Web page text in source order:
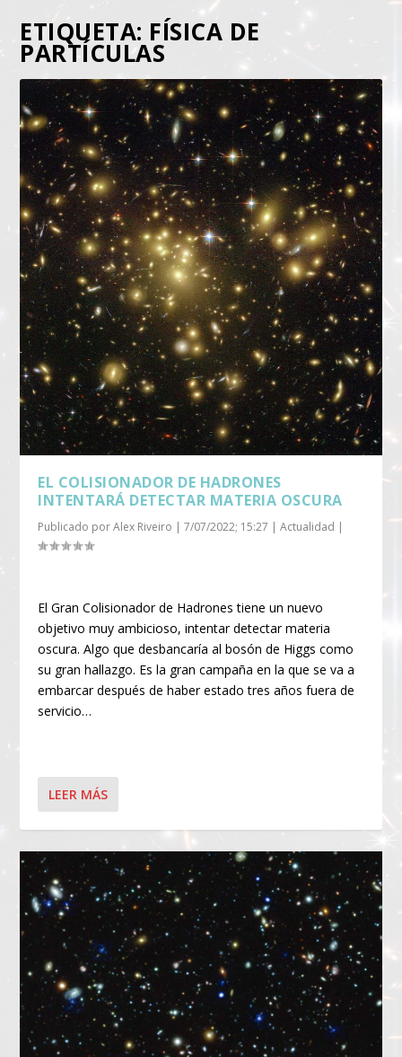
ETIQUETA: FÍSICA DE
PARTÍCULAS
EL COLISIONADOR DE HADRONES
INTENTARÁ DETECTAR MATERIA OSCURA
Publicado porAlex Riveiro |7/07/2022; 15:27 |Actualidad |
El Gran Colisionador de Hadrones tiene un nuevo
objetivo muy ambicioso, intentar detectar materia
oscura. Algo que desbancaría al bosón de Higgs como
su gran hallazgo. Es la gran campaña en la que se va a
embarcar después de haber estado tres años fuera de
servicio…
LEER MÁS